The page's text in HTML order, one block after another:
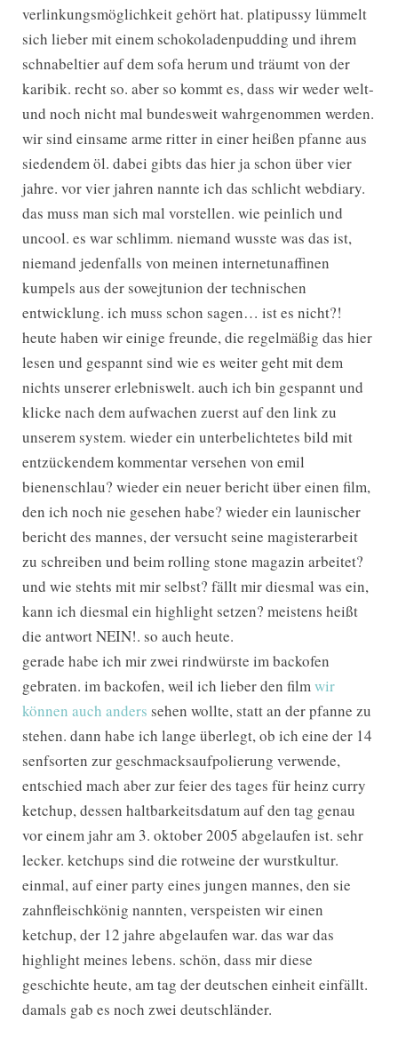
verlinkungsmöglichkeit gehört hat. platipussy lümmelt
sich lieber mit einem schokoladenpudding und ihrem
schnabeltier auf dem sofa herum und träumt von der
karibik. recht so. aber so kommt es, dass wir weder welt-
und noch nicht mal bundesweit wahrgenommen werden.
wir sind einsame arme ritter in einer heißen pfanne aus
siedendem öl. dabei gibts das hier ja schon über vier
jahre. vor vier jahren nannte ich das schlicht webdiary.
das muss man sich mal vorstellen. wie peinlich und
uncool. es war schlimm. niemand wusste was das ist,
niemand jedenfalls von meinen internetunaffinen
kumpels aus der sowejtunion der technischen
entwicklung. ich muss schon sagen… ist es nicht?!
heute haben wir einige freunde, die regelmäßig das hier
lesen und gespannt sind wie es weiter geht mit dem
nichts unserer erlebniswelt. auch ich bin gespannt und
klicke nach dem aufwachen zuerst auf den link zu
unserem system. wieder ein unterbelichtetes bild mit
entzückendem kommentar versehen von emil
bienenschlau? wieder ein neuer bericht über einen film,
den ich noch nie gesehen habe? wieder ein launischer
bericht des mannes, der versucht seine magisterarbeit
zu schreiben und beim rolling stone magazin arbeitet?
und wie stehts mit mir selbst? fällt mir diesmal was ein,
kann ich diesmal ein highlight setzen? meistens heißt
die antwort NEIN!. so auch heute.
gerade habe ich mir zwei rindwürste im backofen
gebraten. im backofen, weil ich lieber den filmwir
können auch anders sehen wollte, statt an der pfanne zu
stehen. dann habe ich lange überlegt, ob ich eine der 14
senfsorten zur geschmacksaufpolierung verwende,
entschied mach aber zur feier des tages für heinz curry
ketchup, dessen haltbarkeitsdatum auf den tag genau
vor einem jahr am 3. oktober 2005 abgelaufen ist. sehr
lecker. ketchups sind die rotweine der wurstkultur.
einmal, auf einer party eines jungen mannes, den sie
zahnfleischkönig nannten, verspeisten wir einen
ketchup, der 12 jahre abgelaufen war. das war das
highlight meines lebens. schön, dass mir diese
geschichte heute, am tag der deutschen einheit einfällt.
damals gab es noch zwei deutschländer.